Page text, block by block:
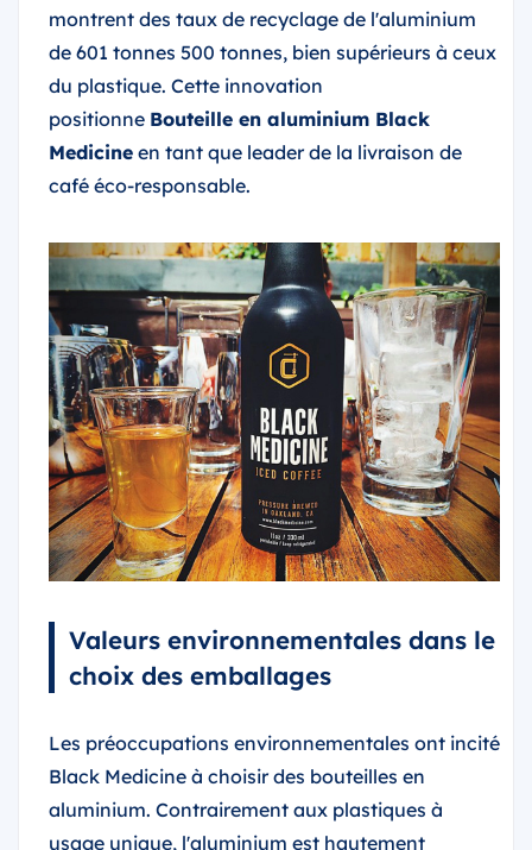
montrent des taux de recyclage de l'aluminium
de 601 tonnes 500 tonnes, bien supérieurs à ceux
du plastique. Cette innovation
positionne Bouteille en aluminium Black
Medicine en tant que leader de la livraison de
café éco-responsable.
Valeurs environnementales dans le
choix des emballages
Les préoccupations environnementales ont incité
Black Medicine à choisir des bouteilles en
aluminium. Contrairement aux plastiques à
usage unique, l'aluminium est hautement